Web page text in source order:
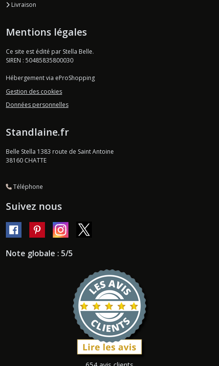
Livraison
Mentions légales
Ce site est édité par Stella Belle.
SIREN : 50485835800030
Hébergement via eProShopping
Gestion des cookies
Données personnelles
Standlaine.fr
Belle Stella 1383 route de Saint Antoine
38160 CHATTE
Téléphone
Suivez nous
Note globale : 5/5